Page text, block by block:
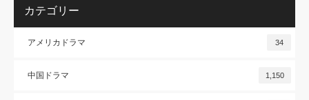
カテゴリー
アメリカドラマ 34
中国ドラマ 1,150